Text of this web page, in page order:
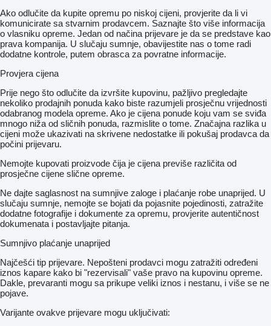
Ako odlučite da kupite opremu po niskoj cijeni, provjerite da li vi
komunicirate sa stvarnim prodavcem. Saznajte što više informacija
o vlasniku opreme. Jedan od načina prijevare je da se predstave kao
prava kompanija. U slučaju sumnje, obavijestite nas o tome radi
dodatne kontrole, putem obrasca za povratne informacije.
Provjera cijena
Prije nego što odlučite da izvršite kupovinu, pažljivo pregledajte
nekoliko prodajnih ponuda kako biste razumjeli prosječnu vrijednosti
odabranog modela opreme. Ako je cijena ponude koju vam se sviđa
mnogo niža od sličnih ponuda, razmislite o tome. Značajna razlika u
cijeni može ukazivati ​​na skrivene nedostatke ili pokušaj prodavca da
počini prijevaru.
Nemojte kupovati proizvode čija je cijena previše različita od
prosječne cijene slične opreme.
Ne dajte saglasnost na sumnjive zaloge i plaćanje robe unaprijed. U
slučaju sumnje, nemojte se bojati da pojasnite pojedinosti, zatražite
dodatne fotografije i dokumente za opremu, provjerite autentičnost
dokumenata i postavljajte pitanja.
Sumnjivo plaćanje unaprijed
Najčešći tip prijevare. Nepošteni prodavci mogu zatražiti određeni
iznos kapare kako bi "rezervisali" vaše pravo na kupovinu opreme.
Dakle, prevaranti mogu sa prikupe veliki iznos i nestanu, i više se ne
pojave.
Varijante ovakve prijevare mogu uključivati: